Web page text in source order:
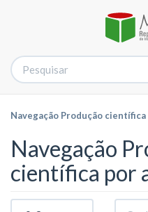
Navegação Produção
Navegação
científica por